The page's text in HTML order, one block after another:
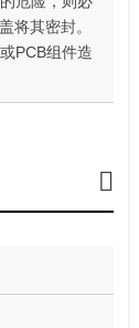
将其密封。
PCB组件造